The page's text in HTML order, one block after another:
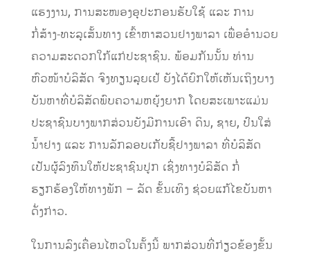
ແຮງງານ, ການສະໜອງອຸປະກອນຮັບໃຊ້ ແລະ ການ
ກໍ່ສ້າງ-ທະລຸເສັ້ນທາງ ເຂົ້າຫາສວນຢາງພາລາ ເພື່ອອໍານວຍ
ຄວາມສະດວກໃກ້ແກ່ປະຊາຊົນ. ພ້ອມກັນນັ້ນ ທ່ານ
ຫົວໜ້າບໍລິສັດ ຈົງທຽນລຸຍເຢ້ ຍັງໄດ້ຍົກໃຫ້ເຫັນເຖິງບາງ
ບັນຫາທີ່ບໍລິສັດພົບຄວາມຫຍຸ້ງຍາກ ໂດຍສະເພາະແມ່ນ
ປະຊາຊົນບາງພາກສ່ວນຍັງມີການເອົາ ດິນ, ຊາຍ, ປົນໃສ່
ນໍ້າຢາງ ແລະ ການລັກລອບເກັບຊື້ຢາງພາລາ ທີ່ບໍລິສັດ
ເປັນຜູ້ລົງທຶນໃຫ້ປະຊາຊົນປູກ ເຊິ່ງທາງບໍລິສັດ ກໍ່
ຮຽກຮ້ອງໃຫ້ທາງພັກ – ລັດ ຂັ້ນເທິງ ຊ່ວຍແກ້ໄຂບັນຫາ
ດັ່ງກ່າວ.
ໃນການລົງເຄື່ອນໄຫວໃນຄັ້ງນີ້ ພາກສ່ວນທີ່ກ່ຽວຂ້ອງຂັ້ນ